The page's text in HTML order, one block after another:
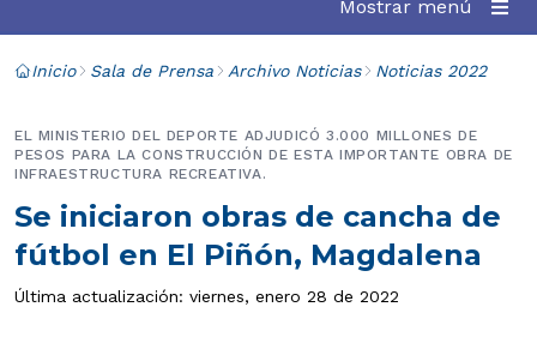
Mostrar menú
Inicio Sala de Prensa Archivo Noticias Noticias 2022
Se iniciaron obras de cancha de
fútbol en El Piñón, Magdalena
EL MINISTERIO DEL DEPORTE ADJUDICÓ 3.000 MILLONES DE
PESOS PARA LA CONSTRUCCIÓN DE ESTA IMPORTANTE OBRA DE
INFRAESTRUCTURA RECREATIVA.
Última actualización: viernes, enero 28 de 2022